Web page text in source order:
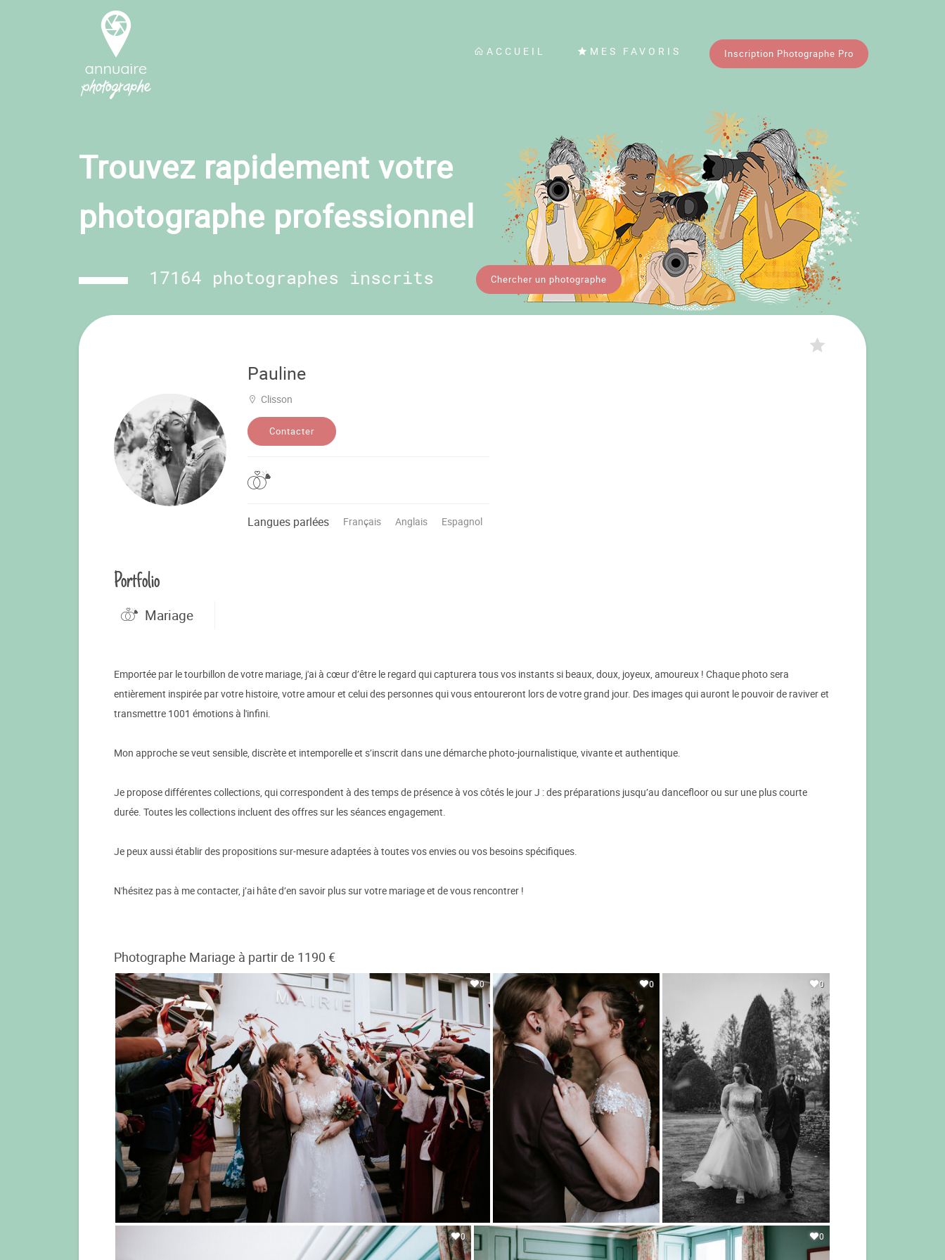
ACCUEIL MES FAVORIS Inscription Photographe Pro
Trouvez rapidement votre
photographe professionnel
17164 photographes inscrits Chercher un photographe
Pauline
Clisson
Contacter
Langues parlées Français Anglais Espagnol
Portfolio
Mariage
Emportée par le tourbillon de votre mariage, j'ai à cœur d’être le regard qui capturera tous vos instants si beaux, doux, joyeux, amoureux ! Chaque photo sera
entièrement inspirée par votre histoire, votre amour et celui des personnes qui vous entoureront lors de votre grand jour. Des images qui auront le pouvoir de raviver et
transmettre 1001 émotions à l'infini.
Mon approche se veut sensible, discrète et intemporelle et s’inscrit dans une démarche photo-journalistique, vivante et authentique.
Je propose différentes collections, qui correspondent à des temps de présence à vos côtés le jour J : des préparations jusqu’au dancefloor ou sur une plus courte
durée. Toutes les collections incluent des offres sur les séances engagement.
Je peux aussi établir des propositions sur-mesure adaptées à toutes vos envies ou vos besoins spécifiques.
N'hésitez pas à me contacter, j’ai hâte d’en savoir plus sur votre mariage et de vous rencontrer !
Photographe Mariage à partir de 1190 €
0 0 0
0 0